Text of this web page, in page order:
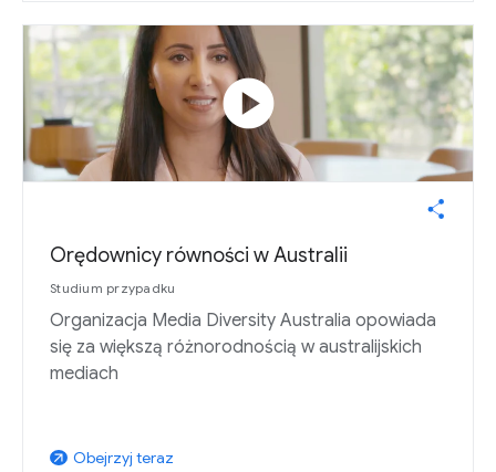
play_circle
Orędownicy równości w Australii
Studium przypadku
Organizacja Media Diversity Australia opowiada
się za większą różnorodnością w australijskich
mediach
arrow_outward Obejrzyj teraz